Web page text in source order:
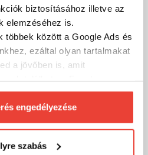
biztosításához illetve az
elemzéséhez is.
többek között a Google Ads és
ezáltal olyan tartalmakat
a jövőben is, amit
hogy engedd meg
használatát.
formában nem fogunk
ezzel kapcsolatban.
engedélyezése
szabás